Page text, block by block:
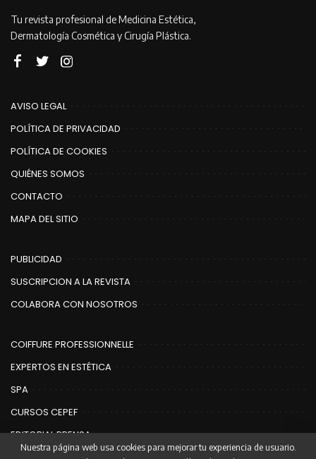
Tu revista profesional de Medicina Estética,
Dermatología Cosmética y Cirugía Plástica.
AVISO LEGAL
POLÍTICA DE PRIVACIDAD
POLÍTICA DE COOKIES
QUIÉNES SOMOS
CONTACTO
MAPA DEL SITIO
PUBLICIDAD
SUSCRIPCION A LA REVISTA
COLABORA CON NOSOTROS
COIFFURE PROFESSIONNELLE
EXPERTOS EN ESTÉTICA
SPA
CURSOS CEPEF
EDITORIAL PRENSA
Nuestra página web usa cookies para mejorar tu experiencia de usuario.